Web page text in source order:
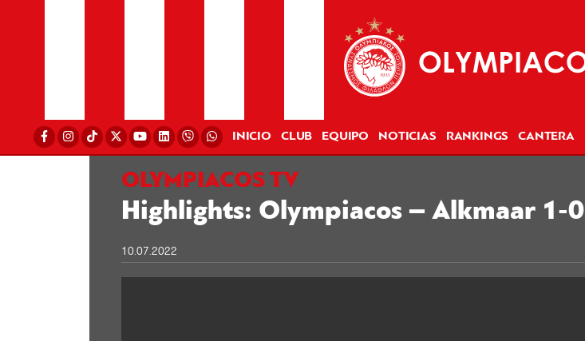
INICIO CLUB EQUIPO NOTICIAS RANKINGS CANTERA
OLYMPIACOS TV
Highlights: Olympiacos – Alkmaar 1-0
10.07.2022